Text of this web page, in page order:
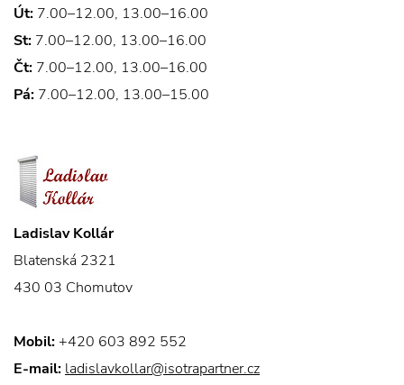
Út: 7.00–12.00, 13.00–16.00
St: 7.00–12.00, 13.00–16.00
Čt: 7.00–12.00, 13.00–16.00
Pá: 7.00–12.00, 13.00–15.00
Ladislav Kollár
Blatenská 2321
430 03 Chomutov
Mobil: +420 603 892 552
E-mail: ladislavkollar@isotrapartner.cz